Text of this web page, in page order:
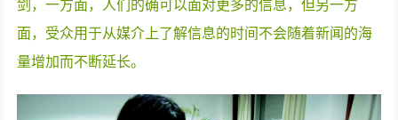
剑，一方面，人们的确可以面对更多的信息，但另一方
面，受众用于从媒介上了解信息的时间不会随着新闻的海
量增加而不断延长。